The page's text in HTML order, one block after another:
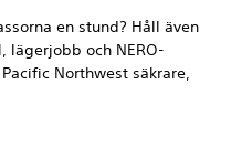
en stund? Håll även
lägerjobb och NERO-
Northwest säkrare,